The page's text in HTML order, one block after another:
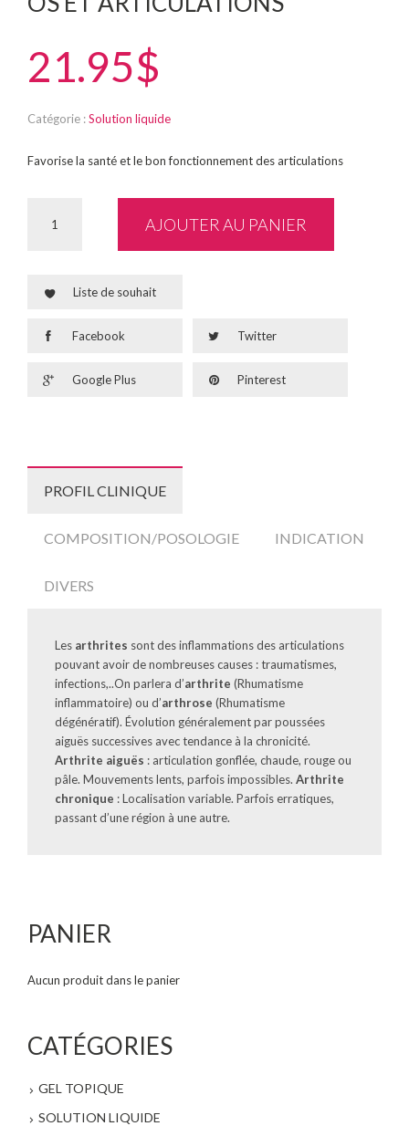
21.95$
Catégorie :Solution liquide
Favorise la santé et le bon fonctionnement des articulations
AJOUTER AU PANIER
Liste de souhait
Facebook Twitter
Google Plus Pinterest
PROFIL CLINIQUE
COMPOSITION/POSOLOGIE INDICATION
DIVERS
Les arthrites sont des inflammations des articulations
pouvant avoir de nombreuses causes : traumatismes,
infections,..On parlera d’arthrite (Rhumatisme
inflammatoire) ou d’arthrose (Rhumatisme
dégénératif). Évolution généralement par poussées
aiguës successives avec tendance à la chronicité.
Arthrite aiguës : articulation gonflée, chaude, rouge ou
pâle. Mouvements lents, parfois impossibles. Arthrite
chronique : Localisation variable. Parfois erratiques,
passant d’une région à une autre.
PANIER
Aucun produit dans le panier
CATÉGORIES
GEL TOPIQUE
SOLUTION LIQUIDE